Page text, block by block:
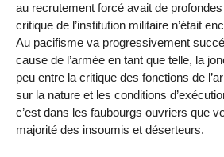
au recrutement forcé avait de
critique de l’institution militaire n’était
Au pacifisme va progressivement
cause de l’armée en tant que telle, la
peu entre la critique des fonctions de
sur la nature et les conditions
c’est dans les faubourgs ouvriers que
majorité des insoumis et déserteurs.